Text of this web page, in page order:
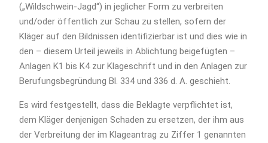
(„Wildschwein-Jagd“) in jeglicher Form zu verbreiten
und/oder öffentlich zur Schau zu stellen, sofern der
Kläger auf den Bildnissen identifizierbar ist und dies wie in
den – diesem Urteil jeweils in Ablichtung beigefügten –
Anlagen K1 bis K4 zur Klageschrift und in den Anlagen zur
Berufungsbegründung Bl. 334 und 336 d. A. geschieht.
Es wird festgestellt, dass die Beklagte verpflichtet ist,
dem Kläger denjenigen Schaden zu ersetzen, der ihm aus
der Verbreitung der im Klageantrag zu Ziffer 1 genannten